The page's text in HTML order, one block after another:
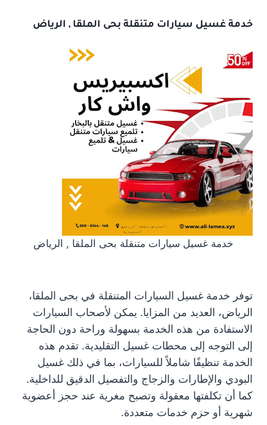
خدمة غسيل سيارات متنقلة بحى الملقا , الرياض
خدمة غسيل سيارات متنقلة بحى الملقا , الرياض
توفر خدمة غسيل السيارات المتنقلة في بحى الملقا،
الرياض، العديد من المزايا. يمكن لأصحاب السيارات
الاستفادة من هذه الخدمة بسهولة وراحة دون الحاجة
إلى التوجه إلى محطات غسيل التقليدية. تقدم هذه
الخدمة تنظيفًا شاملاً للسيارات، بما في ذلك غسيل
البودي والإطارات والزجاج والتفصيل الدقيق للداخلية.
كما أن تكلفتها معقولة وتصبح مغرية عند حجز أعضوية
شهرية أو حزم خدمات متعددة.